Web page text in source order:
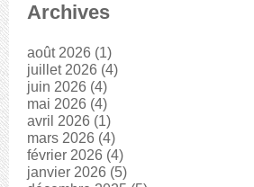
Archives
août 2026 (1)
juillet 2026 (4)
juin 2026 (4)
mai 2026 (4)
avril 2026 (1)
mars 2026 (4)
février 2026 (4)
janvier 2026 (5)